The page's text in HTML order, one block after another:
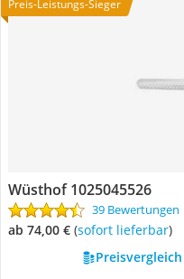
Preis-Leistungs-Sieger
Wüsthof 1025045526
39 Bewertungen
ab 74,00 € ( Sofort lieferbar)